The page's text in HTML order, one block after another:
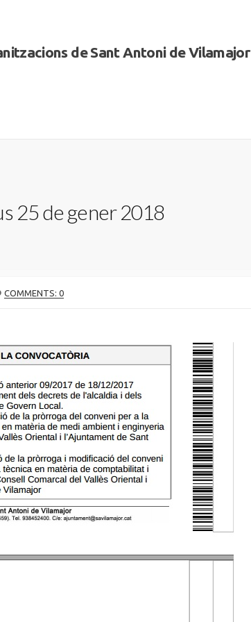
de Sant Antoni de Vilamajor
25 de gener 2018
COMMENTS: 0